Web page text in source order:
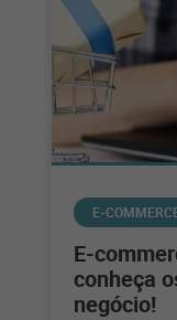
E-
E-
conheça
negócio!